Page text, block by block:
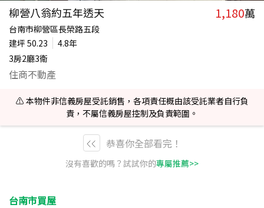
柳營八翁約五年透天 1,180萬
台南市柳營區長榮路五段
建坪 50.23
4.8年
3房2廳3衛
住商不動產
⚠️ 本物件非信義房屋受託銷售，各項責任概由該受託業者自行負
責，不屬信義房屋控制及負責範圍。
恭喜你全部看完！
沒有喜歡的嗎？試試你的專屬推薦>>
台南市買屋